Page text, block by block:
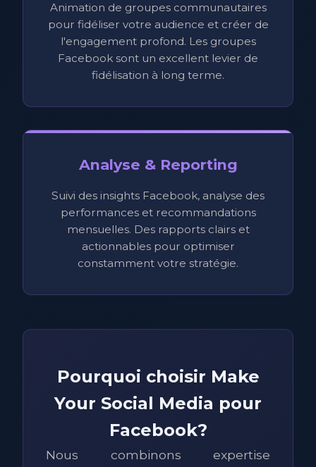
Animation de groupes communautaires
pour fidéliser votre audience et créer de
l'engagement profond. Les groupes
Facebook sont un excellent levier de
fidélisation à long terme.
Analyse & Reporting
Suivi des insights Facebook, analyse des
performances et recommandations
mensuelles. Des rapports clairs et
actionnables pour optimiser
constamment votre stratégie.
Pourquoi choisir Make
Your Social Media pour
Facebook?
Nous combinons expertise